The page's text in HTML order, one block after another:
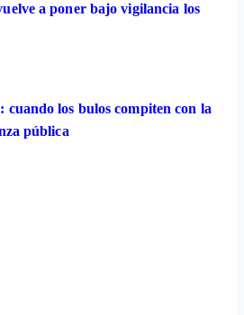
a poner bajo vigilancia los
cuando los bulos compiten con la
pública